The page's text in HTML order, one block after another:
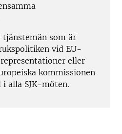
tjänstemän som är
vid EU-
eller
kommissionen
alla SJK-möten.